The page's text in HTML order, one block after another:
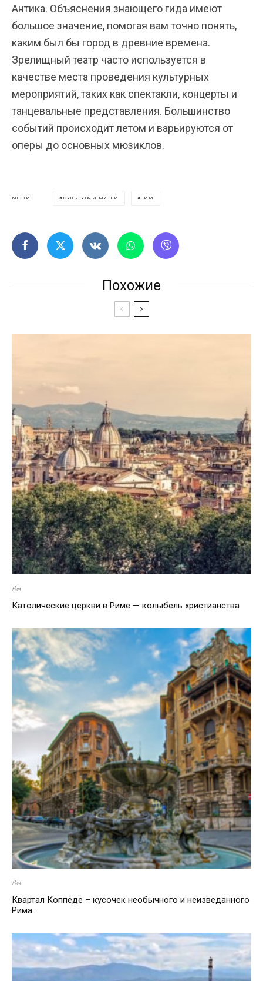
Антика. Объяснения знающего гида имеют
большое значение, помогая вам точно понять,
каким был бы город в древние времена.
Зрелищный театр часто используется в
качестве места проведения культурных
мероприятий, таких как спектакли, концерты и
танцевальные представления. Большинство
событий происходит летом и варьируются от
оперы до основных мюзиклов.
МЕТКИ КУЛЬТУРА И МУЗЕИ РИМ
Похожие
Рим
Католические церкви в Риме — колыбель христианства
Рим
Квартал Коппеде – кусочек необычного и неизведанного
Рима.